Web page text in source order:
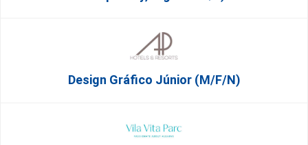
Design Gráfico Júnior (m/f/n)